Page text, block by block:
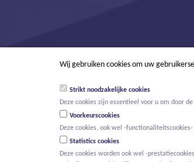
Wij gebruiken cookies om uw
Strikt noodzakelijke cookies
Deze cookies zijn essentieel voor u om door
Voorkeurscookies
Deze cookies, ook wel -
Statistics cookies
Deze cookies worden ook wel -